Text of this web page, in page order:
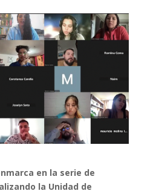
en la serie de
la Unidad de